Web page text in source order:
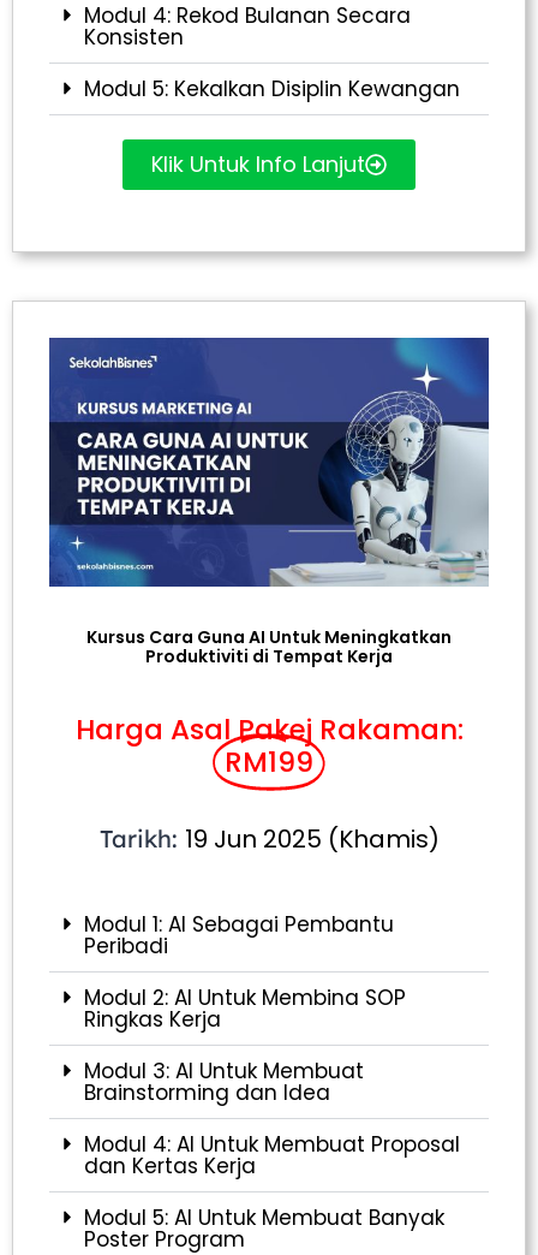
Modul 4: Rekod Bulanan Secara
Konsisten
Modul 5: Kekalkan Disiplin Kewangan
Klik Untuk Info Lanjut
Kursus Cara Guna AI Untuk Meningkatkan
Produktiviti di Tempat Kerja
Harga Asal Pakej Rakaman:
RM199
Tarikh: 19 Jun 2025 (Khamis)
Modul 1: AI Sebagai Pembantu
Peribadi
Modul 2: AI Untuk Membina SOP
Ringkas Kerja
Modul 3: AI Untuk Membuat
Brainstorming dan Idea
Modul 4: AI Untuk Membuat Proposal
dan Kertas Kerja
Modul 5: AI Untuk Membuat Banyak
Poster Program